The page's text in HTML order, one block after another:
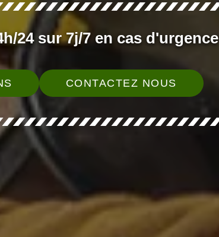
24 sur 7j/7 en cas d'urgence
CONTACTEZ NOUS